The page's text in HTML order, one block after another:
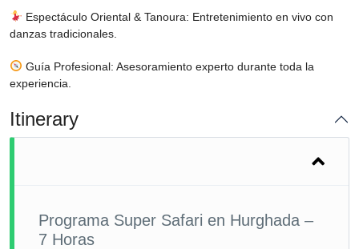
Espectáculo Oriental & Tanoura: Entretenimiento en vivo con
danzas tradicionales.
Guía Profesional: Asesoramiento experto durante toda la
experiencia.
Itinerary
Programa Super Safari en Hurghada –
7 Horas